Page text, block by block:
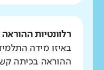
רלוונטיות ההוראה
באיזו מידה
ההוראה בכיתה